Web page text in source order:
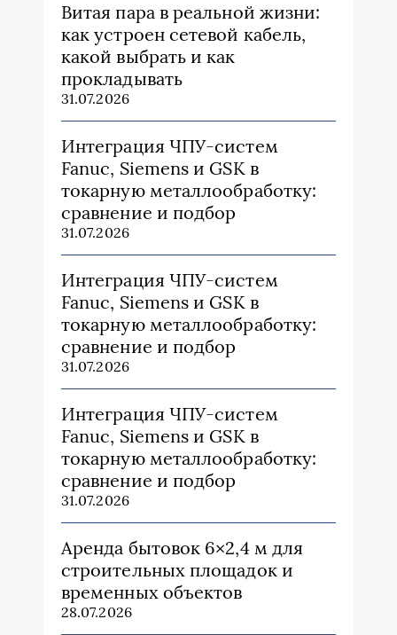
Витая пара в реальной жизни:
как устроен сетевой кабель,
какой выбрать и как
прокладывать
31.07.2026
Интеграция ЧПУ-систем
Fanuc, Siemens и GSK в
токарную металлообработку:
сравнение и подбор
31.07.2026
Интеграция ЧПУ-систем
Fanuc, Siemens и GSK в
токарную металлообработку:
сравнение и подбор
31.07.2026
Интеграция ЧПУ-систем
Fanuc, Siemens и GSK в
токарную металлообработку:
сравнение и подбор
31.07.2026
Аренда бытовок 6×2,4 м для
строительных площадок и
временных объектов
28.07.2026